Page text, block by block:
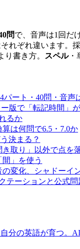
問で、音声は1回だ
れぞれ違います。
書き方。
スペル・
ート・40問・音声
版で「転記時間」
るか
は何問で6.5・7.0か
決まる？
取り」以外で点を
」を使う
の変化、シャドーイ
テーションと公式問
分の英語が育つ。